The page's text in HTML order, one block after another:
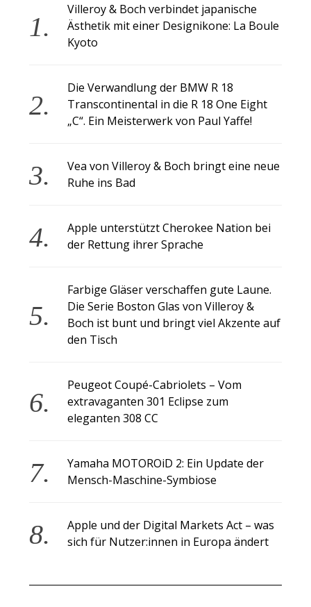
Villeroy & Boch verbindet japanische
Ästhetik mit einer Designikone: La Boule
Kyoto
Die Verwandlung der BMW R 18
Transcontinental in die R 18 One Eight
„C“. Ein Meisterwerk von Paul Yaffe!
Vea von Villeroy & Boch bringt eine neue
Ruhe ins Bad
Apple unterstützt Cherokee Nation bei
der Rettung ihrer Sprache
Farbige Gläser verschaffen gute Laune.
Die Serie Boston Glas von Villeroy &
Boch ist bunt und bringt viel Akzente auf
den Tisch
Peugeot Coupé-Cabriolets – Vom
extravaganten 301 Eclipse zum
eleganten 308 CC
Yamaha MOTOROiD 2: Ein Update der
Mensch-Maschine-Symbiose
Apple und der Digital Markets Act – was
sich für Nutzer:innen in Europa ändert